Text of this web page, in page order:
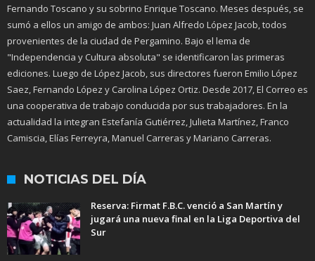
Fernando Toscano y su sobrino Enrique Toscano. Meses después, se
sumó a ellos un amigo de ambos: Juan Alfredo López Jacob, todos
provenientes de la ciudad de Pergamino. Bajo el lema de
"Independencia y Cultura absoluta" se identificaron las primeras
ediciones. Luego de López Jacob, sus directores fueron Emilio López
Saez, Fernando López y Carolina López Ortiz. Desde 2017, El Correo es
una cooperativa de trabajo conducida por sus trabajadores. En la
actualidad la integran Estefanía Gutiérrez, Julieta Martínez, Franco
Camiscia, Elías Ferreyra, Manuel Carreras y Mariano Carreras.
NOTICIAS DEL DÍA
Reserva: Firmat F.B.C. venció a San Martín y
jugará una nueva final en la Liga Deportiva del
Sur